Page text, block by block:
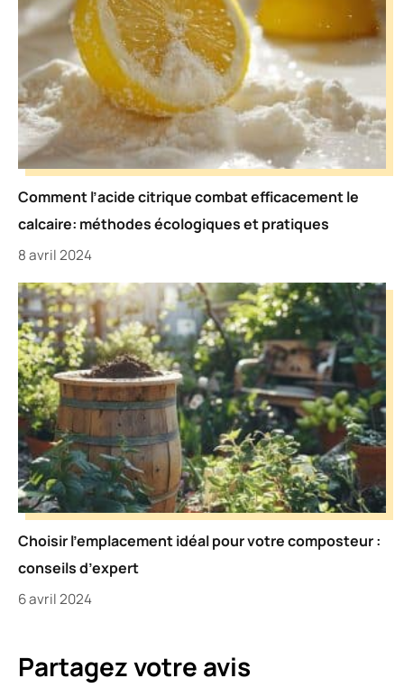
Comment l’acide citrique combat efficacement le
calcaire: méthodes écologiques et pratiques
8 avril 2024
Choisir l’emplacement idéal pour votre composteur :
conseils d’expert
6 avril 2024
Partagez votre avis